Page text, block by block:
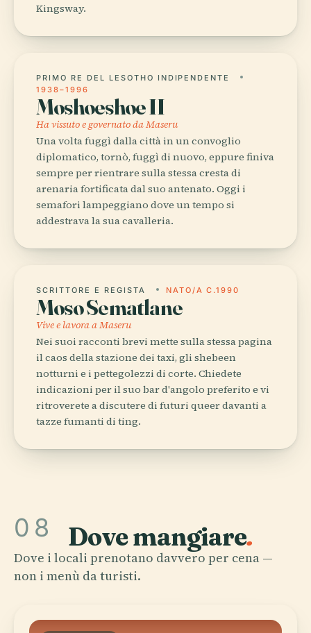
Kingsway.
PRIMO RE DEL LESOTHO INDIPENDENTE
1938–1996
Moshoeshoe II
Ha vissuto e governato da Maseru
Una volta fuggì dalla città in un convoglio
diplomatico, tornò, fuggì di nuovo, eppure finiva
sempre per rientrare sulla stessa cresta di
arenaria fortificata dal suo antenato. Oggi i
semafori lampeggiano dove un tempo si
addestrava la sua cavalleria.
SCRITTORE E REGISTA NATO/A C.1990
Moso Sematlane
Vive e lavora a Maseru
Nei suoi racconti brevi mette sulla stessa pagina
il caos della stazione dei taxi, gli shebeen
notturni e i pettegolezzi di corte. Chiedete
indicazioni per il suo bar d'angolo preferito e vi
ritroverete a discutere di futuri queer davanti a
tazze fumanti di ting.
08 Dove mangiare.
Dove i locali prenotano davvero per cena —
non i menù da turisti.